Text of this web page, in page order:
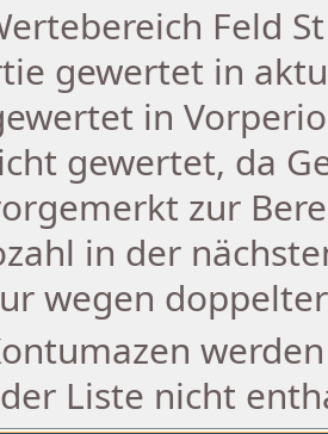
Feld
gewertet in
in
gewertet, da
zur
in der
wegen
Liste nicht